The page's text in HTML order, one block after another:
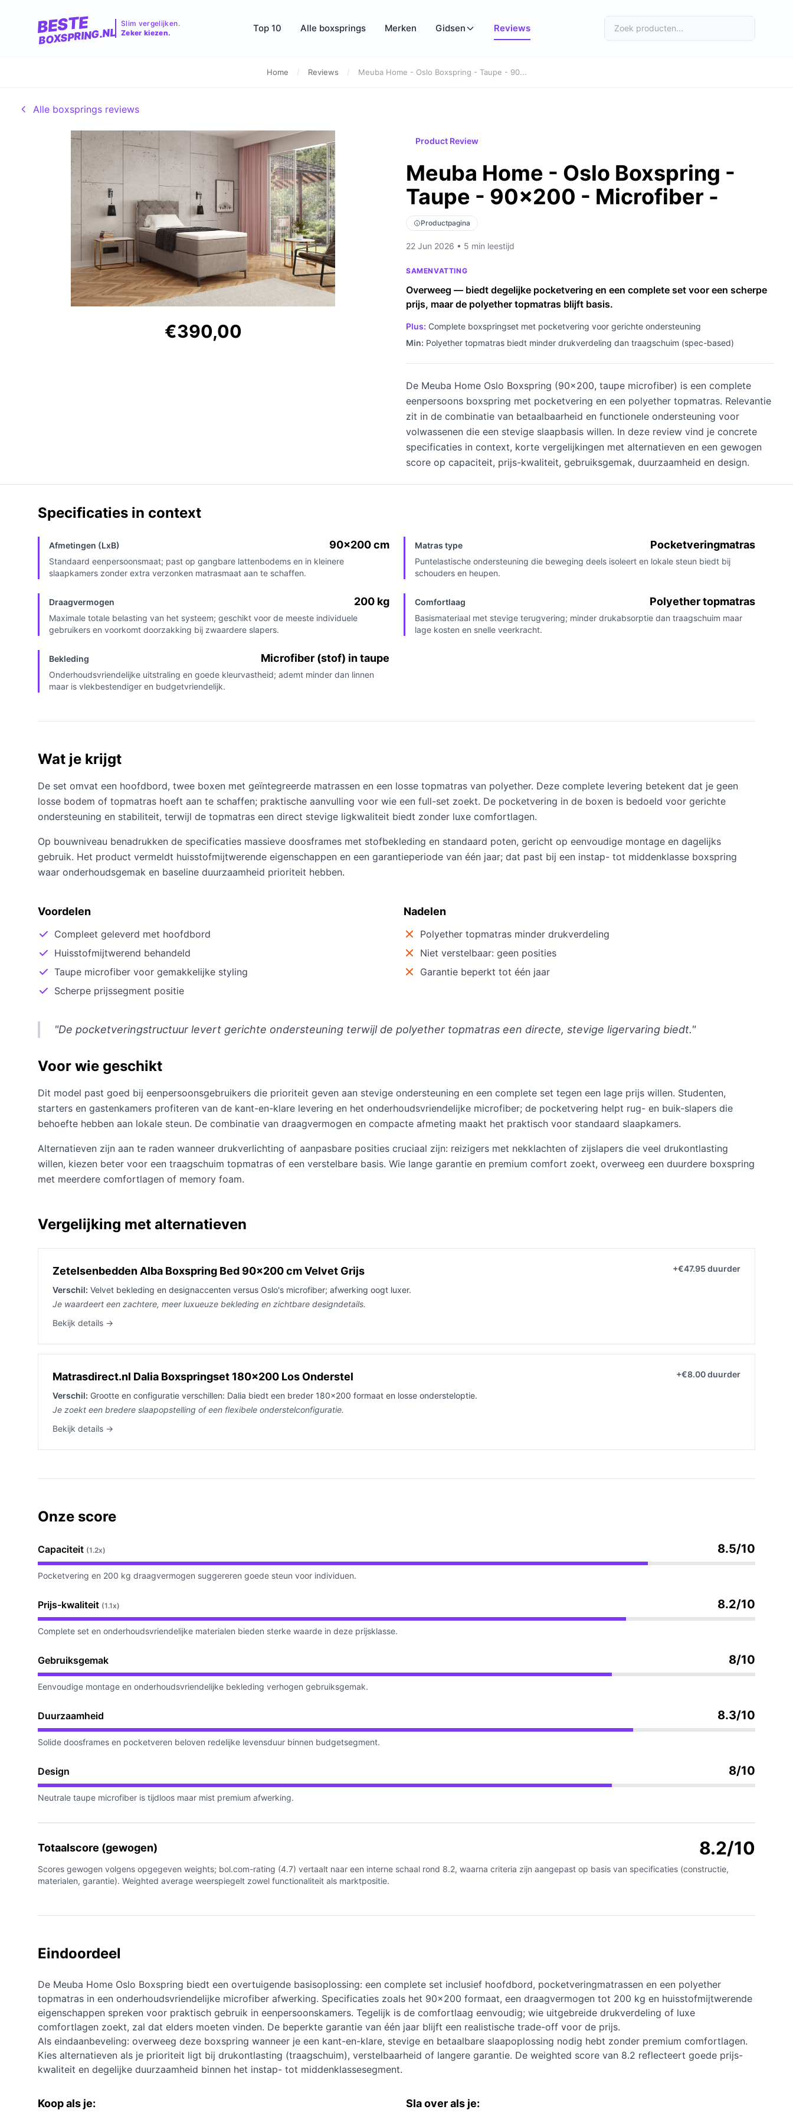
BESTE
BOXSPRING.NL
Slim vergelijken.
Zeker kiezen.
Top 10 Alle boxsprings Merken Gidsen Reviews
Home / Reviews / Meuba Home - Oslo Boxspring - Taupe - 90...
Alle boxsprings reviews
€390,00
Product Review
Meuba Home - Oslo Boxspring -
Taupe - 90x200 - Microfiber -
Productpagina
22 Jun 2026 • 5 min leestijd
SAMENVATTING
Overweeg — biedt degelijke pocketvering en een complete set voor een scherpe
prijs, maar de polyether topmatras blijft basis.
Plus: Complete boxspringset met pocketvering voor gerichte ondersteuning
Min: Polyether topmatras biedt minder drukverdeling dan traagschuim (spec-based)
De Meuba Home Oslo Boxspring (90x200, taupe microfiber) is een complete
eenpersoons boxspring met pocketvering en een polyether topmatras. Relevantie
zit in de combinatie van betaalbaarheid en functionele ondersteuning voor
volwassenen die een stevige slaapbasis willen. In deze review vind je concrete
specificaties in context, korte vergelijkingen met alternatieven en een gewogen
score op capaciteit, prijs-kwaliteit, gebruiksgemak, duurzaamheid en design.
Specificaties in context
Afmetingen (LxB) 90x200 cm
Standaard eenpersoonsmaat; past op gangbare lattenbodems en in kleinere
slaapkamers zonder extra verzonken matrasmaat aan te schaffen.
Matras type Pocketveringmatras
Puntelastische ondersteuning die beweging deels isoleert en lokale steun biedt bij
schouders en heupen.
Draagvermogen 200 kg
Maximale totale belasting van het systeem; geschikt voor de meeste individuele
gebruikers en voorkomt doorzakking bij zwaardere slapers.
Comfortlaag Polyether topmatras
Basismateriaal met stevige terugvering; minder drukabsorptie dan traagschuim maar
lage kosten en snelle veerkracht.
Bekleding Microfiber (stof) in taupe
Onderhoudsvriendelijke uitstraling en goede kleurvastheid; ademt minder dan linnen
maar is vlekbestendiger en budgetvriendelijk.
Wat je krijgt
De set omvat een hoofdbord, twee boxen met geïntegreerde matrassen en een losse topmatras van polyether. Deze complete levering betekent dat je geen
losse bodem of topmatras hoeft aan te schaffen; praktische aanvulling voor wie een full-set zoekt. De pocketvering in de boxen is bedoeld voor gerichte
ondersteuning en stabiliteit, terwijl de topmatras een direct stevige ligkwaliteit biedt zonder luxe comfortlagen.
Op bouwniveau benadrukken de specificaties massieve doosframes met stofbekleding en standaard poten, gericht op eenvoudige montage en dagelijks
gebruik. Het product vermeldt huisstofmijtwerende eigenschappen en een garantieperiode van één jaar; dat past bij een instap- tot middenklasse boxspring
waar onderhoudsgemak en baseline duurzaamheid prioriteit hebben.
Voordelen
Compleet geleverd met hoofdbord
Huisstofmijtwerend behandeld
Taupe microfiber voor gemakkelijke styling
Scherpe prijssegment positie
Nadelen
Polyether topmatras minder drukverdeling
Niet verstelbaar: geen posities
Garantie beperkt tot één jaar
"De pocketveringstructuur levert gerichte ondersteuning terwijl de polyether topmatras een directe, stevige ligervaring biedt."
Voor wie geschikt
Dit model past goed bij eenpersoonsgebruikers die prioriteit geven aan stevige ondersteuning en een complete set tegen een lage prijs willen. Studenten,
starters en gastenkamers profiteren van de kant-en-klare levering en het onderhoudsvriendelijke microfiber; de pocketvering helpt rug- en buik-slapers die
behoefte hebben aan lokale steun. De combinatie van draagvermogen en compacte afmeting maakt het praktisch voor standaard slaapkamers.
Alternatieven zijn aan te raden wanneer drukverlichting of aanpasbare posities cruciaal zijn: reizigers met nekklachten of zijslapers die veel drukontlasting
willen, kiezen beter voor een traagschuim topmatras of een verstelbare basis. Wie lange garantie en premium comfort zoekt, overweeg een duurdere boxspring
met meerdere comfortlagen of memory foam.
Vergelijking met alternatieven
Zetelsenbedden Alba Boxspring Bed 90x200 cm Velvet Grijs +€47.95 duurder
Verschil: Velvet bekleding en designaccenten versus Oslo's microfiber; afwerking oogt luxer.
Je waardeert een zachtere, meer luxueuze bekleding en zichtbare designdetails.
Bekijk details →
Matrasdirect.nl Dalia Boxspringset 180x200 Los Onderstel +€8.00 duurder
Verschil: Grootte en configuratie verschillen: Dalia biedt een breder 180x200 formaat en losse ondersteloptie.
Je zoekt een bredere slaapopstelling of een flexibele onderstelconfiguratie.
Bekijk details →
Onze score
Capaciteit (1.2x) 8.5/10
Pocketvering en 200 kg draagvermogen suggereren goede steun voor individuen.
Prijs-kwaliteit (1.1x) 8.2/10
Complete set en onderhoudsvriendelijke materialen bieden sterke waarde in deze prijsklasse.
Gebruiksgemak 8/10
Eenvoudige montage en onderhoudsvriendelijke bekleding verhogen gebruiksgemak.
Duurzaamheid 8.3/10
Solide doosframes en pocketveren beloven redelijke levensduur binnen budgetsegment.
Design 8/10
Neutrale taupe microfiber is tijdloos maar mist premium afwerking.
Totaalscore (gewogen) 8.2/10
Scores gewogen volgens opgegeven weights; bol.com-rating (4.7) vertaalt naar een interne schaal rond 8.2, waarna criteria zijn aangepast op basis van specificaties (constructie,
materialen, garantie). Weighted average weerspiegelt zowel functionaliteit als marktpositie.
Eindoordeel
De Meuba Home Oslo Boxspring biedt een overtuigende basisoplossing: een complete set inclusief hoofdbord, pocketveringmatrassen en een polyether
topmatras in een onderhoudsvriendelijke microfiber afwerking. Specificaties zoals het 90x200 formaat, een draagvermogen tot 200 kg en huisstofmijtwerende
eigenschappen spreken voor praktisch gebruik in eenpersoonskamers. Tegelijk is de comfortlaag eenvoudig; wie uitgebreide drukverdeling of luxe
comfortlagen zoekt, zal dat elders moeten vinden. De beperkte garantie van één jaar blijft een realistische trade-off voor de prijs.
Als eindaanbeveling: overweeg deze boxspring wanneer je een kant-en-klare, stevige en betaalbare slaapoplossing nodig hebt zonder premium comfortlagen.
Kies alternatieven als je prioriteit ligt bij drukontlasting (traagschuim), verstelbaarheid of langere garantie. De weighted score van 8.2 reflecteert goede prijs-
kwaliteit en degelijke duurzaamheid binnen het instap- tot middenklassesegment.
Koop als je: Sla over als je: